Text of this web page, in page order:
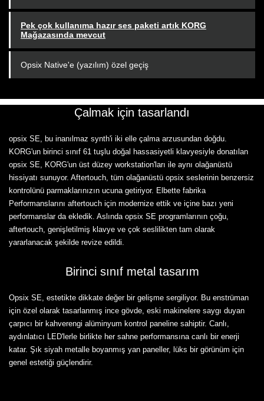
Pek çok kullanıma hazır ses paketi artık KORG
Mağazasında mevcut
Opsix Native'e (yazılım) özel geçiş
Çalmak için tasarlandı
opsix SE, bu inanılmaz synth'i iki elle çalma arzusundan doğdu.
KORG'un birinci sınıf 61 tuşlu doğal hassasiyetli klavyesiyle donatılan
opsix SE, KORG'un üst düzey workstation'ları ile aynı olağanüstü
hissiyatı sunuyor. Aftertouch, tüm olağanüstü opsix seslerinin benzersiz
kontrolünü parmaklarınızın ucuna getiriyor. Elbette fabrika
Performanslarını aftertouch için modernize ettik ve içine bazı yeni
performanslar da ekledik. Aslında opsix SE programlarının çoğu,
aftertouch, genişletilmiş klavye ve çok seslilikten tam olarak
yararlanacak şekilde revize edildi.
Birinci sınıf metal tasarım
Opsix SE, estetikte dikkate değer bir gelişme sergiliyor. Bu enstrüman
için özel olarak tasarlanmış ince gövde, eski makinelere saygı duyan
çarpıcı bir kahverengi alüminyum kontrol paneline sahiptir. Canlı,
aydınlatıcı LED'lerle birlikte her sahne performansına canlı bir enerji
katar. Şık siyah metalle boyanmış yan paneller, lüks bir görünüm için
genel estetiği güçlendirir.